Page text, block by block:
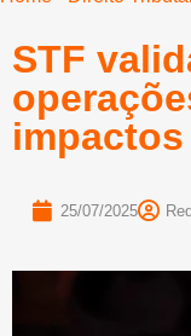
STF
25/07/2025